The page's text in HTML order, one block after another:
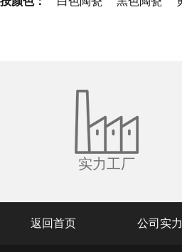
实力工厂
返回首页 公司实力